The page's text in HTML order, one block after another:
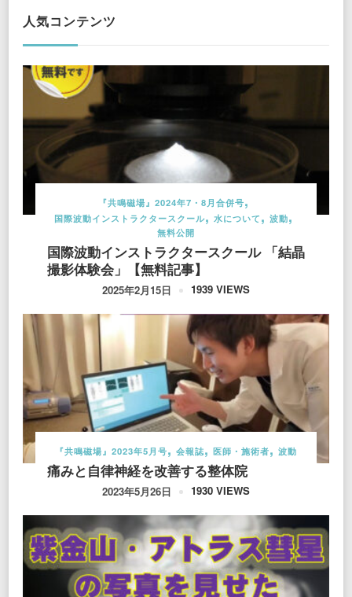
人気コンテンツ
『共鳴磁場』2024年7・8月合併号
国際波動インストラクタースクール
水について
波動
無料公開
国際波動インストラクタースクール 「結晶
撮影体験会」【無料記事】
2025年2月15日 1939 VIEWS
『共鳴磁場』2023年5月号 会報誌 医師・施術者 波動
痛みと自律神経を改善する整体院
2023年5月26日 1930 VIEWS